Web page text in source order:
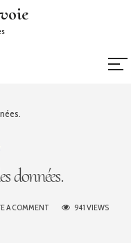
données.
A COMMENT 941 VIEWS